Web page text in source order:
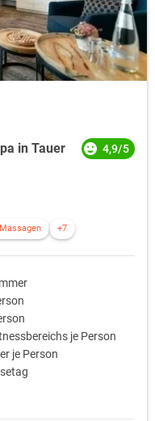
in Tauer 4,9/5
Massagen +7
je Person
je Person